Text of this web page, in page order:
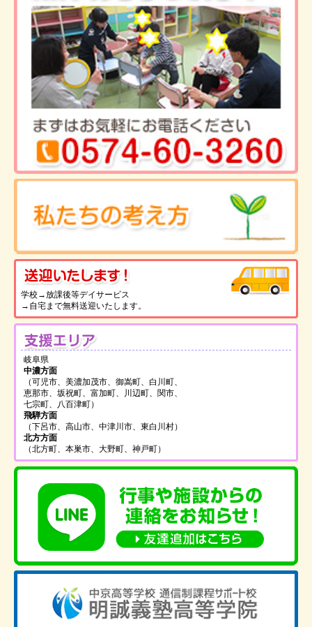
学校→放課後等デイサービス
→自宅まで無料送迎いたします。
岐阜県
中濃方面
（可児市、美濃加茂市、御嵩町、白川町、
恵那市、坂祝町、富加町、川辺町、関市、
七宗町、八百津町）
飛騨方面
（下呂市、高山市、中津川市、東白川村）
北方方面
（北方町、本巣市、大野町、神戸町）